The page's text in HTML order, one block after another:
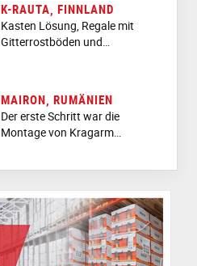
K-RAUTA, FINNLAND
Kasten Lösung, Regale mit
Gitterrostböden und…
MAIRON, RUMÄNIEN
Der erste Schritt war die
Montage von Kragarm…